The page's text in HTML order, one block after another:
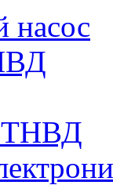
насос
ТНВД